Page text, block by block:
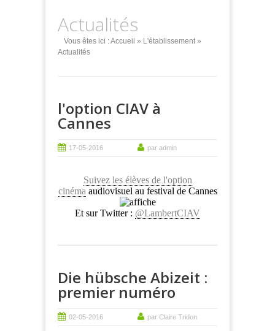
Actualités
Vous êtes ici :Accueil » L'établissement»
Actualités
l'option CIAV à
Cannes
17-05-2016 par admin
Suivez les élèves de l'option
cinéma audiovisuel au festival de Cannes
Et sur Twitter : @LambertCIAV
Die hübsche Abizeit :
premier numéro
02-05-2016 par Claire Tridon